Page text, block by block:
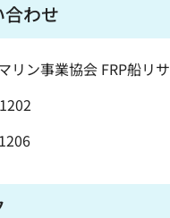
合わせ
リン事業協会 FRP船リ